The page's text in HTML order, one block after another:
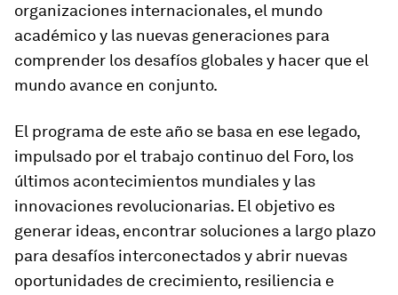
organizaciones internacionales, el mundo
académico y las nuevas generaciones para
comprender los desafíos globales y hacer que el
mundo avance en conjunto.
El programa de este año se basa en ese legado,
impulsado por el trabajo continuo del Foro, los
últimos acontecimientos mundiales y las
innovaciones revolucionarias. El objetivo es
generar ideas, encontrar soluciones a largo plazo
para desafíos interconectados y abrir nuevas
oportunidades de crecimiento, resiliencia e